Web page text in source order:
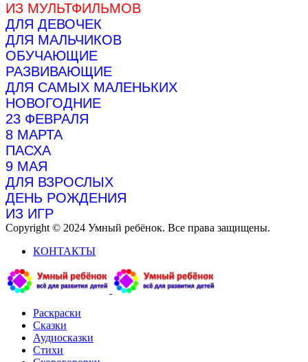
ИЗ МУЛЬТФИЛЬМОВ
ДЛЯ ДЕВОЧЕК
ДЛЯ МАЛЬЧИКОВ
ОБУЧАЮЩИЕ
РАЗВИВАЮЩИЕ
ДЛЯ САМЫХ МАЛЕНЬКИХ
НОВОГОДНИЕ
23 ФЕВРАЛЯ
8 МАРТА
ПАСХА
9 МАЯ
ДЛЯ ВЗРОСЛЫХ
ДЕНЬ РОЖДЕНИЯ
ИЗ ИГР
Copyright © 2024 Умный ребёнок. Все права защищены.
КОНТАКТЫ
Раскраски
Сказки
Аудиосказки
Стихи